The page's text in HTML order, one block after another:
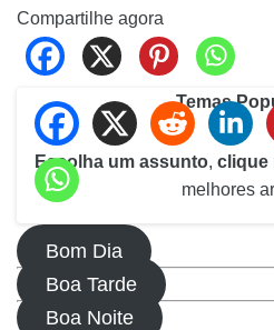
Compartilhe agora
Temas
Escolha um assunto, clique
melhores
Bom Dia
Boa Tarde
Boa Noite